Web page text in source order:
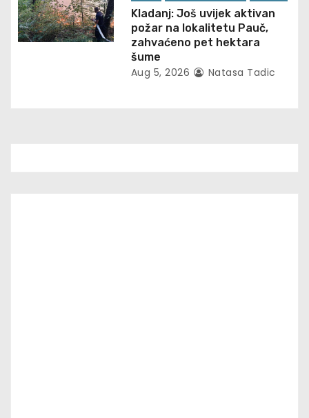
Kladanj: Još uvijek aktivan
požar na lokalitetu Pauč,
zahvaćeno pet hektara
šume
Aug 5, 2026 Natasa Tadic